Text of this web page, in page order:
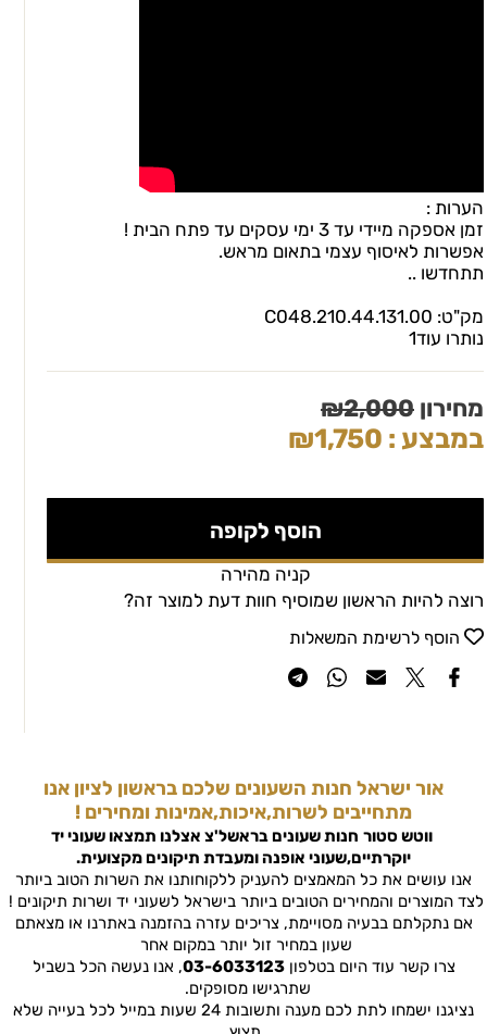
הערות :
זמן אספקה מיידי עד 3 ימי עסקים עד פתח הבית !
אפשרות לאיסוף עצמי בתאום מראש.
תתחדשו ..
מק"ט: C048.210.44.131.00
נותרו עוד1
מחירון ₪2,000
במבצע : ₪1,750
הוסף לקופה
קניה מהירה
רוצה להיות הראשון שמוסיף חוות דעת למוצר זה?
הוסף לרשימת המשאלות
אור ישראל חנות השעונים שלכם בראשון לציון אנו
מתחייבים לשרות,איכות,אמינות ומחירים !
ווטש סטור חנות שעונים בראשל'צ אצלנו תמצאו שעוני יד
יוקרתיים,שעוני אופנה ומעבדת תיקונים מקצועית.
אנו עושים את כל המאמצים להעניק ללקוחותנו את השרות הטוב ביותר
לצד המוצרים והמחירים הטובים ביותר בישראל לשעוני יד ושרות תיקונים !
אם נתקלתם בבעיה מסויימת, צריכים עזרה בהזמנה באתרנו או מצאתם
שעון במחיר זול יותר במקום אחר
צרו קשר עוד היום בטלפון03-6033123, אנו נעשה הכל בשביל
שתרגישו מסופקים.
נציגנו ישמחו לתת לכם מענה ותשובות 24 שעות במייל לכל בעייה שלא